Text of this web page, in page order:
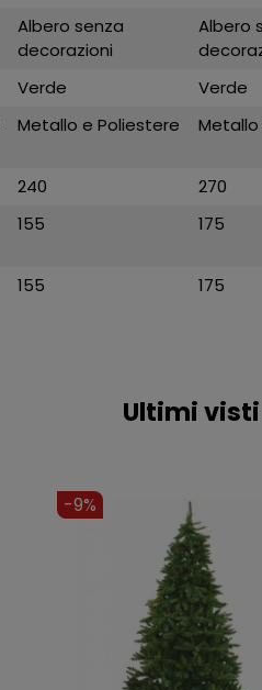
Albero senza
decorazioni
Albero
Verde Verde
Metallo e Poliestere
240 270
155 175
155 175
Ultimi visti
-13%